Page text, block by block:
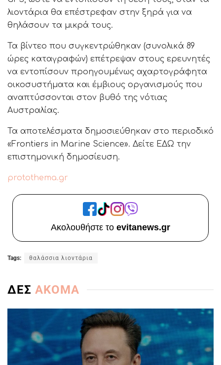
λιοντάρια θα επέστρεφαν στην ξηρά για να
θηλάσουν τα μικρά τους.
Τα βίντεο που συγκεντρώθηκαν (συνολικά 89
ώρες καταγραφών) επέτρεψαν στους ερευνητές
να εντοπίσουν προηγουμένως αχαρτογράφητα
οικοσυστήματα και έμβιους οργανισμούς που
αναπτύσσονται στον βυθό της νότιας
Αυστραλίας.
Τα αποτελέσματα δημοσιεύθηκαν στο περιοδικό
«Frontiers in Marine Science». Δείτε ΕΔΩ την
επιστημονική δημοσίευση.
protothema.gr
Ακολουθήστε το evitanews.gr
Tags: θαλάσσια λιοντάρια
ΔΕΣ ΑΚΟΜΑ